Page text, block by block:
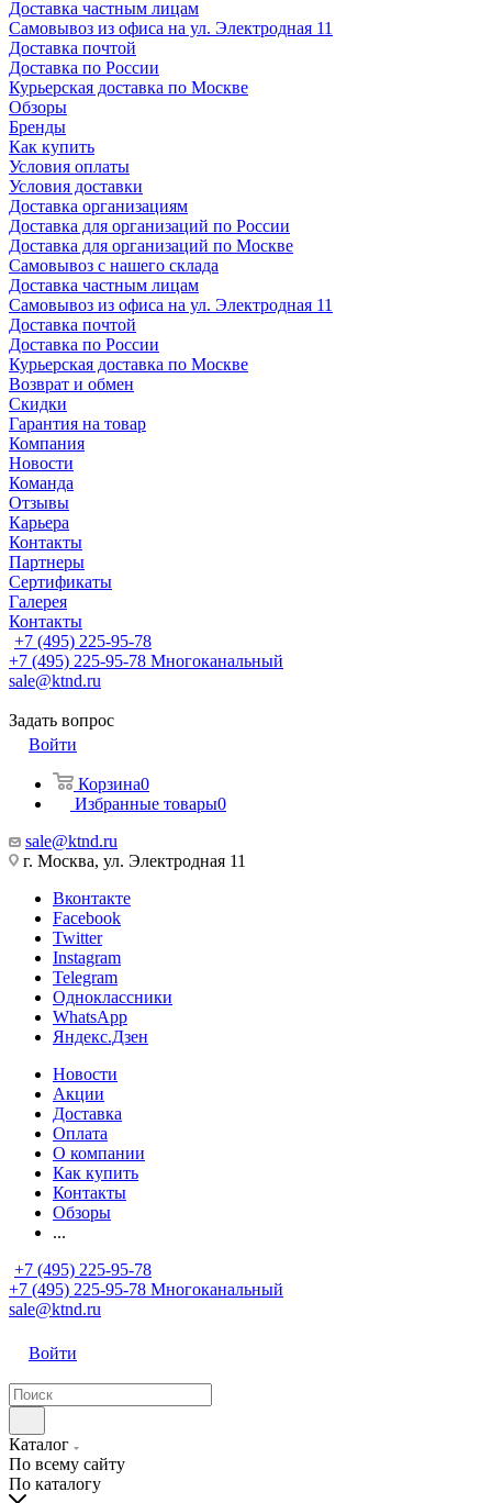
Доставка частным лицам
Самовывоз из офиса на ул. Электродная 11
Доставка почтой
Доставка по России
Курьерская доставка по Москве
Обзоры
Бренды
Как купить
Условия оплаты
Условия доставки
Доставка организациям
Доставка для организаций по России
Доставка для организаций по Москве
Самовывоз с нашего склада
Доставка частным лицам
Самовывоз из офиса на ул. Электродная 11
Доставка почтой
Доставка по России
Курьерская доставка по Москве
Возврат и обмен
Скидки
Гарантия на товар
Компания
Новости
Команда
Отзывы
Карьера
Контакты
Партнеры
Сертификаты
Галерея
Контакты
+7 (495) 225-95-78
+7 (495) 225-95-78 Многоканальный
sale@ktnd.ru
Задать вопрос
Войти
Корзина0
Избранные товары0
sale@ktnd.ru
г. Москва, ул. Электродная 11
Вконтакте
Facebook
Twitter
Instagram
Telegram
Одноклассники
WhatsApp
Яндекс.Дзен
Новости
Акции
Доставка
Оплата
О компании
Как купить
Контакты
Обзоры
...
+7 (495) 225-95-78
+7 (495) 225-95-78 Многоканальный
sale@ktnd.ru
Войти
Каталог
По всему сайту
По каталогу